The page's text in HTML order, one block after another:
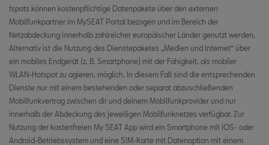
Luxemburg
Lettland
Montenegro
Nordmazedonien
Niederlande
tspots können kostenpflichtige Datenpakete über den externen
Mobilfunkpartner im MySEAT Portal bezogen und im Bereich der
Netzabdeckung innerhalb zahlreicher europäischer Länder genutzt werden.
Alternativ ist die Nutzung des Dienstepaketes „Medien und Internet“ über
ein mobiles Endgerät (z. B. Smartphone) mit der Fähigkeit, als mobiler
WLAN-Hotspot zu agieren, möglich. In diesem Fall sind die entsprechenden
Dienste nur mit einem bestehenden oder separat abzuschließenden
Mobilfunkvertrag zwischen dir und deinem Mobilfunkprovider und nur
innerhalb der Abdeckung des jeweiligen Mobilfunknetzes verfügbar. Zur
Nutzung der kostenfreien My SEAT App wird ein Smartphone mit iOS- oder
Android-Betriebssystem und eine SIM-Karte mit Datenoption mit einem